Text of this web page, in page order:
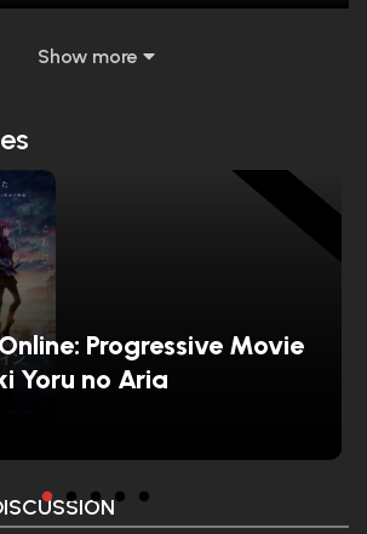
Show more
ANIME
Progressive Movie
Yoru no Aria